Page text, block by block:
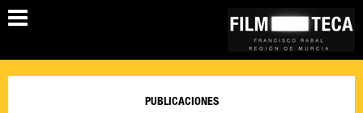
PUBLICACIONES